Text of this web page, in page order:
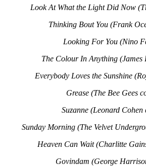
Look At What the Light Did Now
Thinking Bout You (Frank
Looking For You (Nino
The Colour In Anything (James
Everybody Loves the Sunshine
Grease (The Bee Gees
Suzanne (Leonard Cohen
Sunday Morning (The Velvet
Heaven Can Wait (Charlitte
Govindam (George